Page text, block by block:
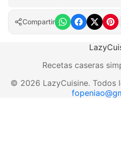
Compartir
Recetas caseras
© 2026 LazyCuisine. Todos